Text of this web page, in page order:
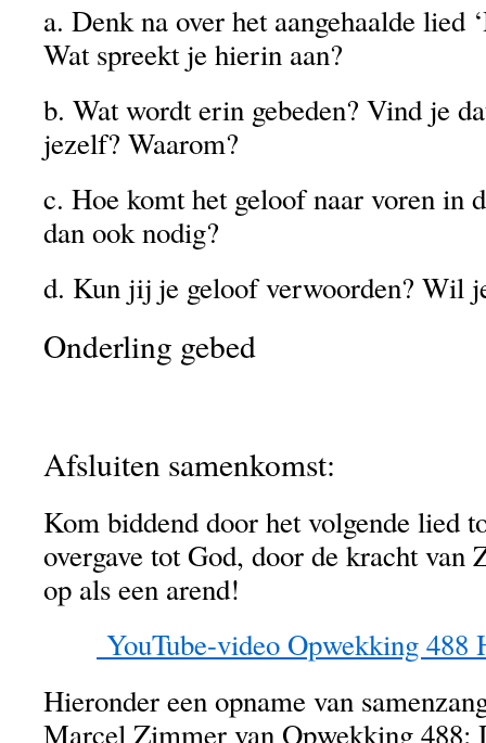
a. Denk na over het aangehaalde lied
Wat spreekt je hierin aan?
b. Wat wordt erin gebeden? Vind je
jezelf? Waarom?
c. Hoe komt het geloof naar voren in
dan ook nodig?
d. Kun jij je geloof verwoorden? Wil
Onderling gebed
Afsluiten samenkomst:
Kom biddend door het volgende lied
overgave tot God, door de kracht
op als een arend!
YouTube-video Opwekking 488
Hieronder een opname van
Marcel Zimmer van Opwekking 488: